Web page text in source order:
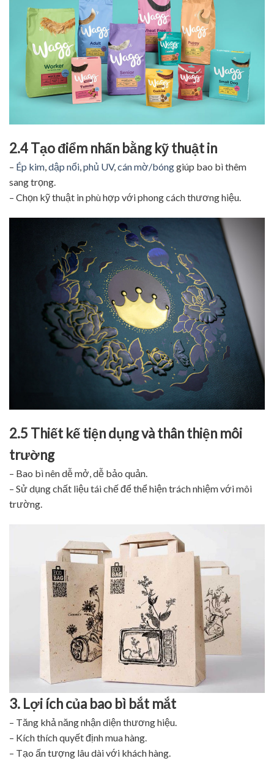
2.4 Tạo điểm nhấn bằng kỹ thuật in
– Ép kim,dập nổi,phủ UV,cán mờ/bónggiúp bao bì thêm
sang trọng.
– Chọn kỹ thuật in phù hợp với phong cách thương hiệu.
2.5 Thiết kế tiện dụng và thân thiện môi
trường
– Bao bì nên dễ mở, dễ bảo quản.
– Sử dụng chất liệu tái chế để thể hiện trách nhiệm với môi
trường.
3. Lợi ích của bao bì bắt mắt
– Tăng khả năng nhận diện thương hiệu.
– Kích thích quyết định mua hàng.
– Tạo ấn tượng lâu dài với khách hàng.